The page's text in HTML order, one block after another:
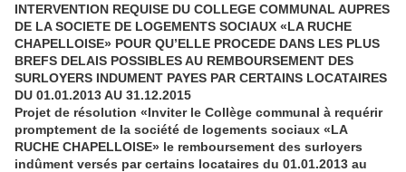
INTERVENTION REQUISE DU COLLEGE COMMUNAL AUPRES
DE LA SOCIETE DE LOGEMENTS SOCIAUX «LA RUCHE
CHAPELLOISE» POUR QU’ELLE PROCEDE DANS LES PLUS
BREFS DELAIS POSSIBLES AU REMBOURSEMENT DES
SURLOYERS INDUMENT PAYES PAR CERTAINS LOCATAIRES
DU 01.01.2013 AU 31.12.2015
Projet de résolution «Inviter le Collège communal à requérir
promptement de la société de logements sociaux «LA
RUCHE CHAPELLOISE» le remboursement des surloyers
indûment versés par certains locataires du 01.01.2013 au